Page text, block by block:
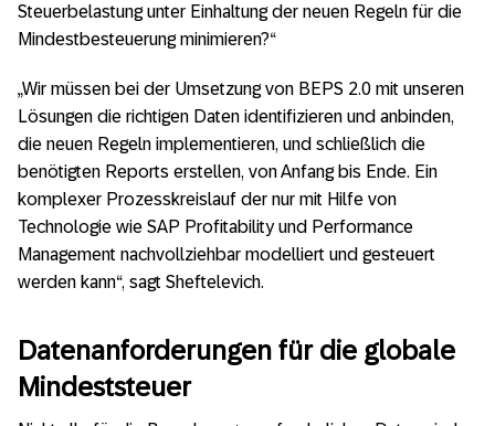
Steuerbelastung unter Einhaltung der neuen Regeln für die
Mindestbesteuerung minimieren?“
„Wir müssen bei der Umsetzung von BEPS 2.0 mit unseren
Lösungen die richtigen Daten identifizieren und anbinden,
die neuen Regeln implementieren, und schließlich die
benötigten Reports erstellen, von Anfang bis Ende. Ein
komplexer Prozesskreislauf der nur mit Hilfe von
Technologie wie SAP Profitability und Performance
Management nachvollziehbar modelliert und gesteuert
werden kann“, sagt Sheftelevich.
Datenanforderungen für die globale
Mindeststeuer